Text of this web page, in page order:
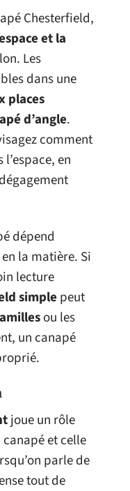
Chesterfield,
et la
Les
dans une
places
d’angle.
comment
en
dépend
la matière. Si
lecture
simple peut
ou les
un canapé
joue un rôle
et celle
parle de
tout de